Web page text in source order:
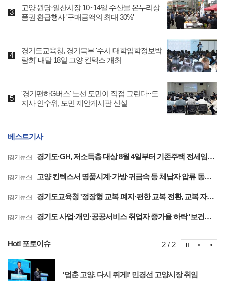
고양 원당·일산시장 10~14일 수산물 온누리상
품권 환급행사 '구매금액의 최대 30%'
경기도교육청, 경기북부 '수시 대학입학정보박
람회' 내달 18일 고양 킨텍스 개최
'경기편하G버스' 노선 도민이 직접 그린다··도
지사 인수위, 도민 제안게시판 신설
베스트기사
[경기뉴스] 경기도·GH, 저소득층 대상 8월 4일부터 기존주택 전세임대 입주자 상시 모집
[경기뉴스] 고양 킨텍스서 명품시계·가방·귀금속 등 체납자 압류 동산 620점 공개 경매
[경기뉴스] 경기도교육청 '정장형 교복 폐지·편한 교복 전환, 교복 자율화 공론화' 추진
[경기뉴스] 경기도 사업·개인·공공서비스 취업자 증가율 하락 '보건업 성장 둔화가 주원인'
Hot! 포토이슈
'멈춘 고양, 다시 뛰게!' 민경선 고양시장 취임
2 / 2 포
포토이